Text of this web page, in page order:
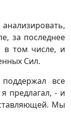
за последнее
в том числе, и
Сил.
все
предлагал, - и
Мы